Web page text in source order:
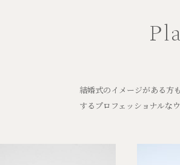
結婚式のイメージがある方
するプロフェッショナルな